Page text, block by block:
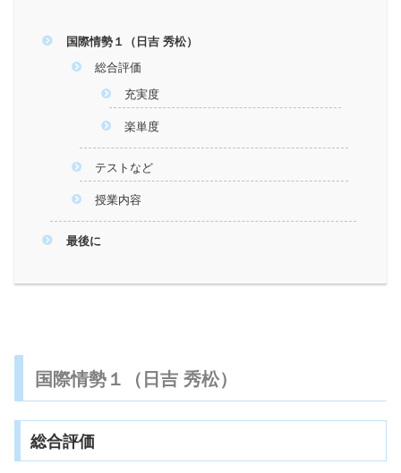
国際情勢１（日吉 秀松）
総合評価
充実度
楽単度
テストなど
授業内容
最後に
国際情勢１（日吉 秀松）
総合評価